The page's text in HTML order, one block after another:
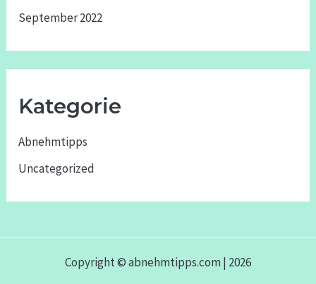
September 2022
Kategorie
Abnehmtipps
Uncategorized
Copyright © abnehmtipps.com | 2026